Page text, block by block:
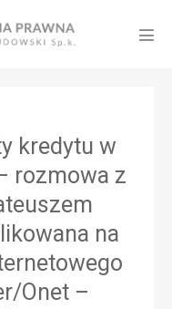
kredytu w
rozmowa z
na
Onet –